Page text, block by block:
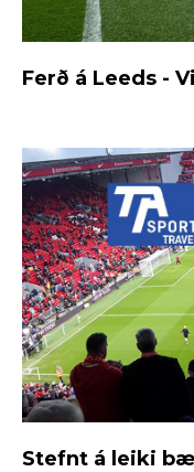
Ferð á Leeds -
Stefnt á leiki